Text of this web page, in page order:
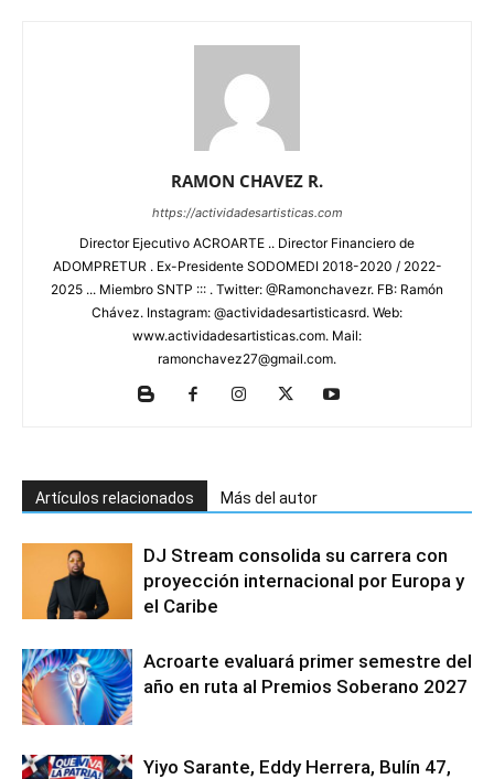
RAMON CHAVEZ R.
https://actividadesartisticas.com
Director Ejecutivo ACROARTE .. Director Financiero de
ADOMPRETUR . Ex-Presidente SODOMEDI 2018-2020 / 2022-
2025 ... Miembro SNTP ::: . Twitter: @Ramonchavezr. FB: Ramón
Chávez. Instagram: @actividadesartisticasrd. Web:
www.actividadesartisticas.com. Mail:
ramonchavez27@gmail.com.
Artículos relacionados Más del autor
DJ Stream consolida su carrera con
proyección internacional por Europa y
el Caribe
Acroarte evaluará primer semestre del
año en ruta al Premios Soberano 2027
Yiyo Sarante, Eddy Herrera, Bulín 47,